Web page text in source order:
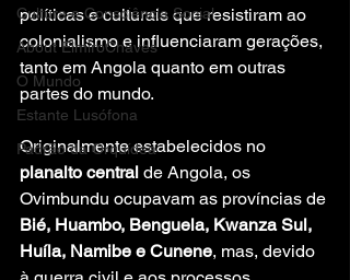
Cultura e Consciência Social
About ElmiroChaves
O Mundo
Estante Lusófona
Padrão da Orquídea
políticas e culturais que resistiram ao
colonialismo e influenciaram gerações,
tanto em Angola quanto em outras
partes do mundo.
Originalmente estabelecidos no
planalto central de Angola, os
Ovimbundu ocupavam as províncias de
Bié, Huambo, Benguela, Kwanza Sul,
Huíla, Namibe e Cunene, mas, devido